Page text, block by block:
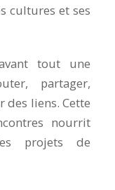
cultures et ses
tout une
partager,
des liens. Cette
nourrit
projets de